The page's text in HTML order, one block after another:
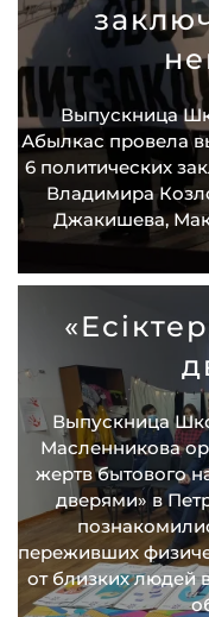
Выпускница
Абылкас провела
6 политических
Владимира
Джакишева,
Выпускница
Масленникова
жертв бытового
дверями» в
переживших
от близких людей